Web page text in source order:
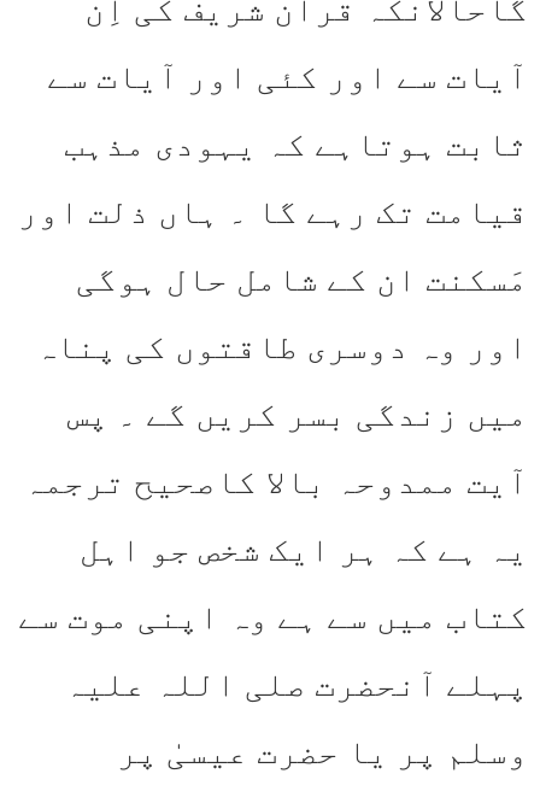
گاحالانکہ قرآن شریف کی اِن
آیات سے اور کئی اور آیات سے
ثابت ہوتاہے کہ یہودی مذہب
قیامت تک رہے گا ۔ ہاں ذلت اور
مَسکنت ان کے شامل حال ہوگی
اور وہ دوسری طاقتوں کی پناہ
میں زندگی بسر کریں گے ۔ پس
آیت ممدوحہ بالا کاصحیح ترجمہ
یہ ہے کہ ہر ایک شخص جو اہل
کتاب میں سے ہے وہ اپنی موت سے
پہلے آنحضرت صلی اللہ علیہ
وسلم پر یا حضرت عیسیٰ پر